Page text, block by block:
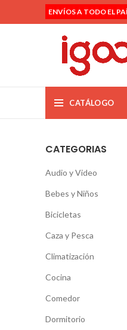
ENVÍOS A TODO EL
CATÁLOGO
CATEGORIAS
Audio y Video
Bebes y Niños
Bicicletas
Caza y Pesca
Climatización
Cocina
Comedor
Dormitorio